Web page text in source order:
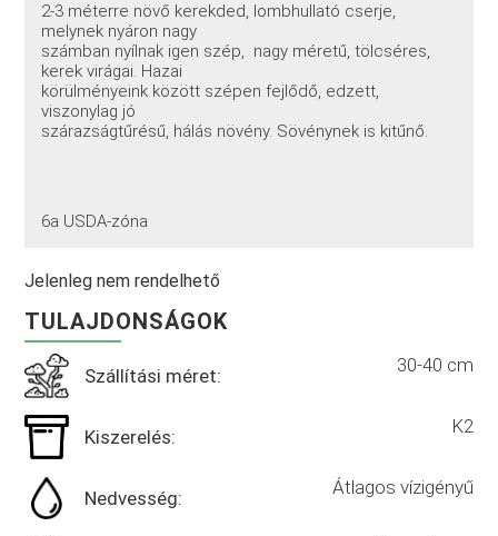
2-3 méterre növő kerekded, lombhullató cserje,
melynek nyáron nagy
számban nyílnak igen szép, nagy méretű, tölcséres,
kerek virágai. Hazai
körülményeink között szépen fejlődő, edzett,
viszonylag jó
szárazságtűrésű, hálás növény. Sövénynek is kitűnő.
6a USDA-zóna
Jelenleg nem rendelhető
TULAJDONSÁGOK
Szállítási méret: 30-40 cm
Kiszerelés: K2
Nedvesség: Átlagos vízigényű